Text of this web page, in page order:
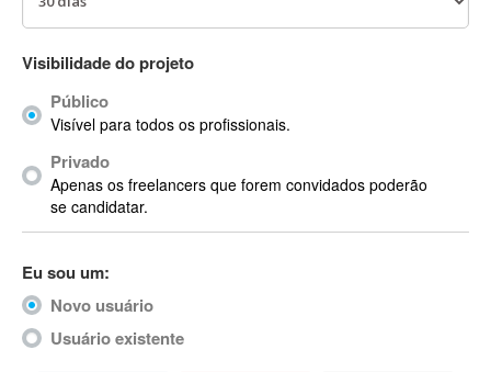
ACID Pro
ACPI
Acrobat
Acrobat X
Acronis
ACT
Actimize
ActionScript
ActionScript 3
Visibilidade do projeto
Público
Visível para todos os profissionais.
Privado
Apenas os freelancers que forem convidados poderão
se candidatar.
Eu sou um:
Novo usuário
Usuário existente